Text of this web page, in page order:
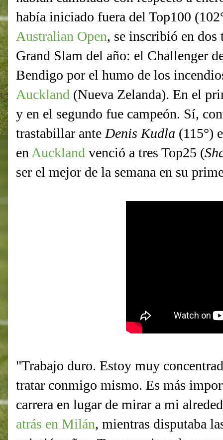
había iniciado fuera del Top100
Australian Open, se inscribió en
Grand Slam del año: el Challenger
Bendigo por el humo de los
Auckland (Nueva Zelanda). En el
y en el segundo fue campeón. Sí,
trastabillar ante Denis Kudla (115°)
en Auckland venció a tres Top25 (
ser el mejor de la semana en su
"Trabajo duro. Estoy muy
tratar conmigo mismo. Es más
carrera en lugar de mirar a mi
atrás en Milán, mientras disputaba